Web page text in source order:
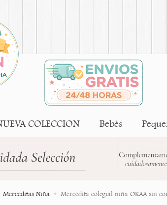
COLECCION Bebés
Merceditas Niña Mercedita colegial niña OKAA sin